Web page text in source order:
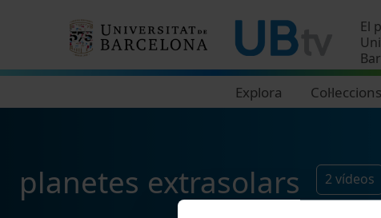
El
Explora Col·leccions
planetes extrasolars 2 vídeos